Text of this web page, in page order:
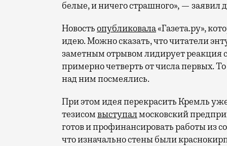
белые, и ничего страшного», — заявил
Новостьопубликовала«Газета.ру»,
идею. Можно сказать, что читатели
заметным отрывом лидирует реакция
примерно четверть от числа первых.
над ним посмеялись.
При этом идея перекрасить Кремль
тезисомвыступалмосковский
готов и профинансировать работы из
что изначально стены были